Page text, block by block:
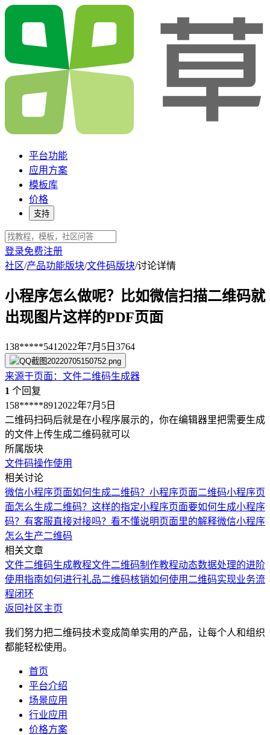
平台功能
应用方案
模板库
价格
支持
登录免费注册
社区/产品功能版块/文件码版块/讨论详情
小程序怎么做呢？比如微信扫描二维码就
出现图片这样的PDF页面
138*****541 2022年7月5日 3764
来源于页面 ： 文件二维码生成器
1 个回复
158*****891 2022年7月5日
二维码扫码后就是在小程序展示的，你在编辑器里把需要生成
的文件上传生成二维码就可以
所属版块
文件码操作使用
相关讨论
微信小程序页面如何生成二维码？ 小程序页面二维码小程序页
面怎么生成二维码？ 这样的指定小程序页面要如何生成小程序
码？有客服直接对接吗？看不懂说明页面里的解释微信小程序
怎么生产二维码
相关文章
文件二维码生成教程文件二维码制作教程动态数据处理的进阶
使用指南如何进行礼品二维码核销如何使用二维码实现业务流
程闭环
返回社区主页
我们努力把二维码技术变成简单实用的产品，让每个人和组织
都能轻松使用。
首页
平台介绍
场景应用
行业应用
价格方案